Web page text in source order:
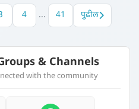
4 ... 41 पुढील
& Channels
with the community